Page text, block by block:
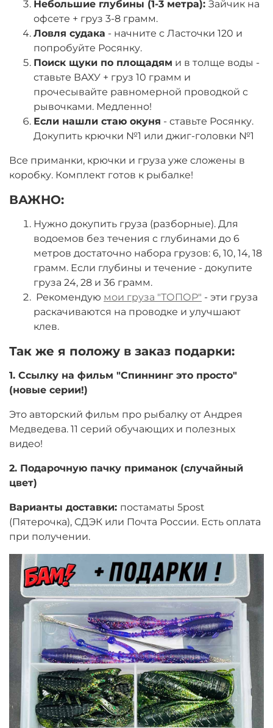
Небольшие глубины (1-3 метра): Зайчик на
офсете + груз 3-8 грамм.
Ловля судака - начните с Ласточки 120 и
попробуйте Росянку.
Поиск щуки по площадям и в толще воды -
ставьте ВАХУ + груз 10 грамм и
прочесывайте равномерной проводкой с
рывочками. Медленно!
Если нашли стаю окуня - ставьте Росянку.
Докупить крючки №1 или джиг-головки №1
Все приманки, крючки и груза уже сложены в
коробку. Комплект готов к рыбалке!
ВАЖНО:
Нужно докупить груза (разборные). Для
водоемов без течения с глубинами до 6
метров достаточно набора грузов: 6, 10, 14, 18
грамм. Если глубины и течение - докупите
груза 24, 28 и 36 грамм.
Рекомендую мои груза "ТОПОР" - эти груза
раскачиваются на проводке и улучшают
клев.
Так же я положу в заказ подарки:
1. Ссылку на фильм "Спиннинг это просто"
(новые серии!)
Это авторский фильм про рыбалку от Андрея
Медведева. 11 серий обучающих и полезных
видео!
2. Подарочную пачку приманок (случайный
цвет)
Варианты доставки: постаматы 5post
(Пятерочка), СДЭК или Почта России. Есть оплата
при получении.